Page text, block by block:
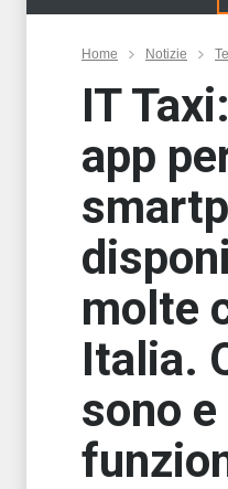
Home Notizie
IT
app
molte
Italia.
sono